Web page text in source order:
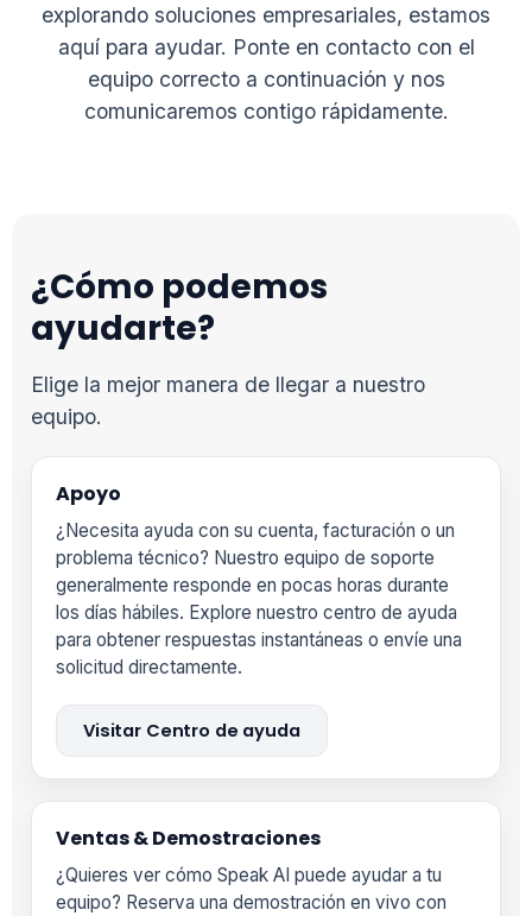
explorando soluciones empresariales, estamos
aquí para ayudar. Ponte en contacto con el
equipo correcto a continuación y nos
comunicaremos contigo rápidamente.
¿Cómo podemos
ayudarte?
Elige la mejor manera de llegar a nuestro
equipo.
Apoyo
¿Necesita ayuda con su cuenta, facturación o un
problema técnico? Nuestro equipo de soporte
generalmente responde en pocas horas durante
los días hábiles. Explore nuestro centro de ayuda
para obtener respuestas instantáneas o envíe una
solicitud directamente.
Visitar Centro de ayuda
Ventas & Demostraciones
¿Quieres ver cómo Speak AI puede ayudar a tu
equipo? Reserva una demostración en vivo con